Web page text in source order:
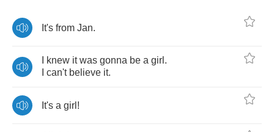
It's from Jan.
knew it was gonna be a girl .
can't believe it.
It's a girl !